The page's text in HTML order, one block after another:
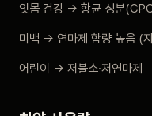
잇몸 건강 → 항균 성분
미백 → 연마제 함량 높음 (
어린이 → 저불소·저연마제